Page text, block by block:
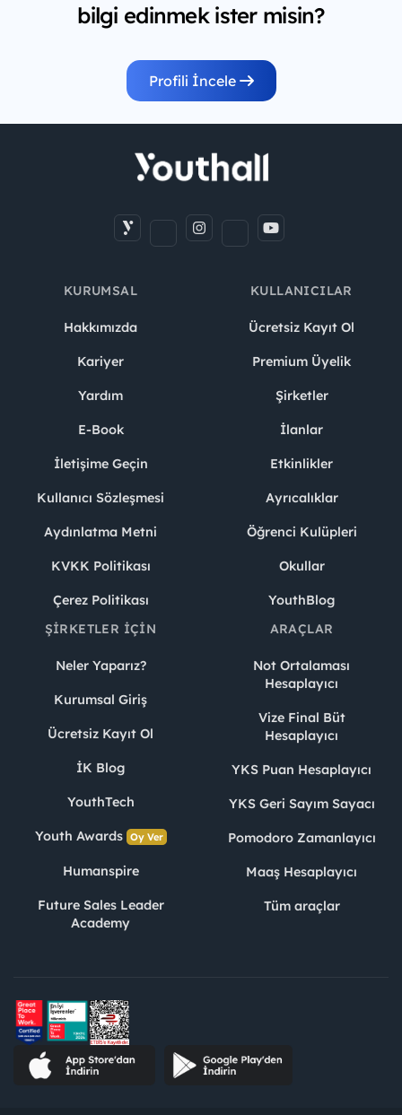
bilgi edinmek ister misin?
Profili İncele
KURUMSAL
Hakkımızda
Kariyer
Yardım
E-Book
İletişime Geçin
Kullanıcı Sözleşmesi
Aydınlatma Metni
KVKK Politikası
Çerez Politikası
KULLANICILAR
Ücretsiz Kayıt Ol
Premium Üyelik
Şirketler
İlanlar
Etkinlikler
Ayrıcalıklar
Öğrenci Kulüpleri
Okullar
YouthBlog
ŞIRKETLER İÇIN
Neler Yaparız?
Kurumsal Giriş
Ücretsiz Kayıt Ol
İK Blog
YouthTech
Youth Awards Oy Ver
Humanspire
Future Sales Leader
Academy
ARAÇLAR
Not Ortalaması
Hesaplayıcı
Vize Final Büt
Hesaplayıcı
YKS Puan Hesaplayıcı
YKS Geri Sayım Sayacı
Pomodoro Zamanlayıcı
Maaş Hesaplayıcı
Tüm araçlar